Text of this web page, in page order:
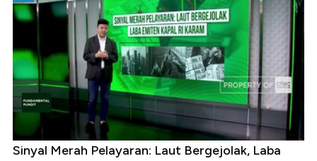
Sinyal Merah Pelayaran: Laut Bergejolak, Laba